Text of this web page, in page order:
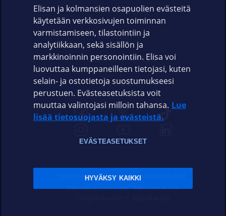
OMAYHTEISÖ
VIANSELVITYS
ASIAKASPALVELU
ELISA.FI
Sopimusehdot Tietosuoja Evästeasetukset
Sääntelyviranomaiset Saavutettavuus
Elisan ja kolmansien osapuolien evästeitä
käytetään verkkosivujen toiminnan
varmistamiseen, tilastointiin ja
analytiikkaan, sekä sisällön ja
markkinoinnin personointiin. Elisa voi
luovuttaa kumppaneilleen tietojasi, kuten
selain- ja ostotietoja suostumukseesi
perustuen. Evästeasetuksista voit
muuttaa valintojasi milloin tahansa. Lue
lisää tietosuojasta ja evästeistä.
EVÄSTEASETUKSET
HYVÄKSY KAIKKI